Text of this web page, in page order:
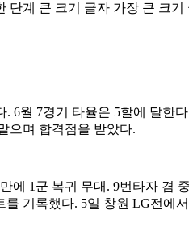
단계 큰 크기 글자 가장 큰 크기
6월 7경기 타율은 5할에 달
으며 합격점을 받았다.
에 1군 복귀 무대. 9번타자
기록했다. 5일 창원 LG전에